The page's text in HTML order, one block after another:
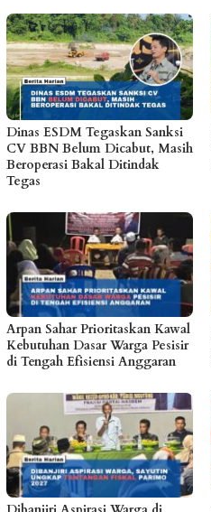
Dinas ESDM Tegaskan Sanksi
CV BBN Belum Dicabut, Masih
Beroperasi Bakal Ditindak
Tegas
Arpan Sahar Prioritaskan Kawal
Kebutuhan Dasar Warga Pesisir
di Tengah Efisiensi Anggaran